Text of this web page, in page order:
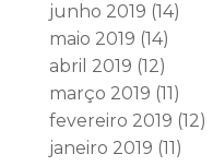
junho 2019 (14)
maio 2019 (14)
abril 2019 (12)
março 2019 (11)
fevereiro 2019 (12)
janeiro 2019 (11)